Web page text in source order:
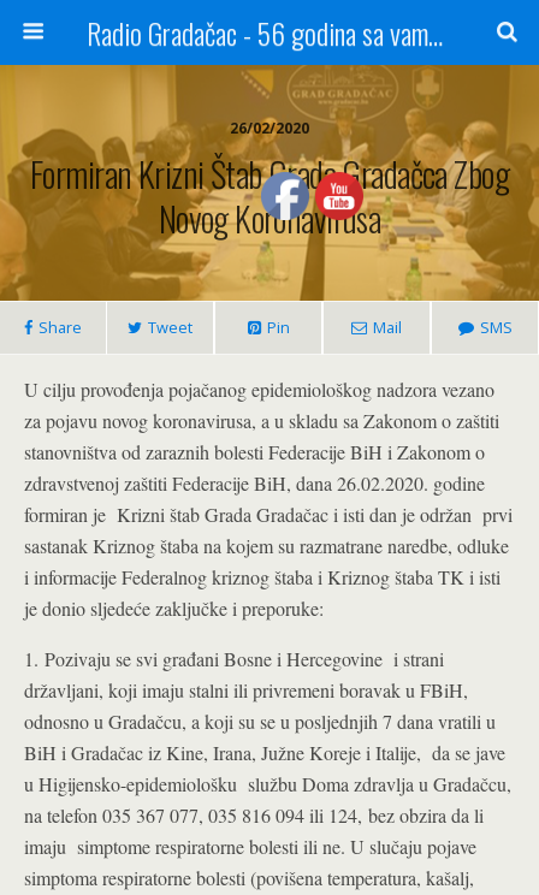
Radio Gradačac - 56 godina sa vama...
26/02/2020
Formiran Krizni Štab Grada Gradačca Zbog
Novog Koronavirusa
Share Tweet Pin Mail SMS
U cilju provođenja pojačanog epidemiološkog nadzora vezano
za pojavu novog koronavirusa, a u skladu sa Zakonom o zaštiti
stanovništva od zaraznih bolesti Federacije BiH i Zakonom o
zdravstvenoj zaštiti Federacije BiH, dana 26.02.2020. godine
formiran je Krizni štab Grada Gradačac i isti dan je održan prvi
sastanak Kriznog štaba na kojem su razmatrane naredbe, odluke
i informacije Federalnog kriznog štaba i Kriznog štaba TK i isti
je donio sljedeće zaključke i preporuke:
1. Pozivaju se svi građani Bosne i Hercegovine i strani
državljani, koji imaju stalni ili privremeni boravak u FBiH,
odnosno u Gradačcu, a koji su se u posljednjih 7 dana vratili u
BiH i Gradačac iz Kine, Irana, Južne Koreje i Italije, da se jave
u Higijensko-epidemiološku službu Doma zdravlja u Gradačcu,
na telefon 035 367 077, 035 816 094 ili 124, bez obzira da li
imaju simptome respiratorne bolesti ili ne. U slučaju pojave
simptoma respiratorne bolesti (povišena temperatura, kašalj,